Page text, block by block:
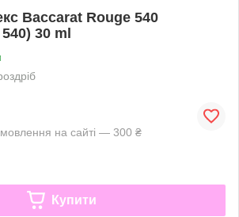
Baccarat Rouge 540
30 ml
на сайті — 300 ₴
Купити